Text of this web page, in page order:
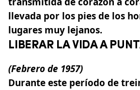
llevada por los pies de los
lugares muy lejanos.
LIBERAR LA VIDA A
(Febrerode 1957)
Durante este período de